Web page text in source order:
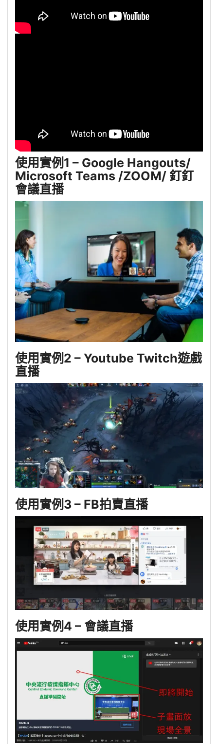
使用實例1 – Google Hangouts/
Microsoft Teams /ZOOM/ 釘釘
會議直播
使用實例2 – Youtube Twitch遊戲
直播
使用實例3 – FB拍賣直播
使用實例4 – 會議直播